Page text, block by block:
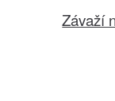
Závaží